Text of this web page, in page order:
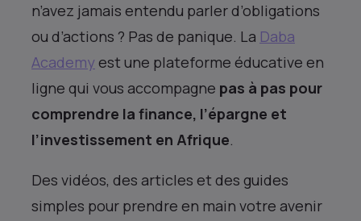
n’avez jamais entendu parler d’obligations
ou d’actions ? Pas de panique. La Daba
Academyest une plateforme éducative en
ligne qui vous accompagne pas à pas pour
comprendre la finance, l’épargne et
l’investissement en Afrique.
Des vidéos, des articles et des guides
simples pour prendre en main votre avenir